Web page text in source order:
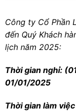
Công ty Cổ Phần
đến Quý Khách
lịch năm 2025:
Thời gian nghỉ:
01/01/2025
Thời gian làm